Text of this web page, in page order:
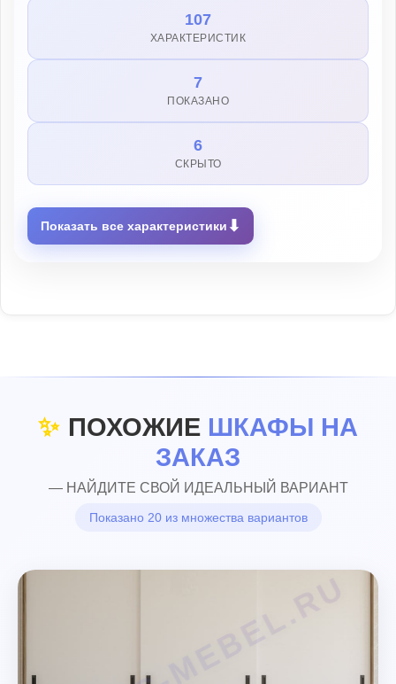
107
ХАРАКТЕРИСТИК
7
ПОКАЗАНО
6
СКРЫТО
Показать все характеристики ⬇
✨ ПОХОЖИЕ ШКАФЫ НА
ЗАКАЗ
— НАЙДИТЕ СВОЙ ИДЕАЛЬНЫЙ ВАРИАНТ
Показано 20 из множества вариантов